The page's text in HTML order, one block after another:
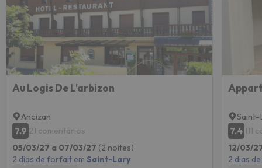
Au Logis De L'arbizon
Ancizan
7.9 21 comentários
05/03/27 a 07/03/27 (2 noites)
2 dias de forfait em Saint-Lary
7.4 111
12/03/
2 dias